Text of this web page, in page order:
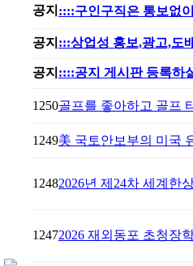
공지 ::::구인구직은 통보없
공지 :::상업성 홍보,광고,도
공지 ::::공지 게시판 등록하
1250골프를 좋아하고 골프
1249美 국토안보부의 미국
12482026년 제24차 세계한
12472026 재외동포 초청장